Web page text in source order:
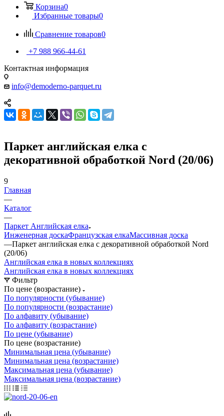
Корзина0
Избранные товары0
Сравнение товаров0
+7 988 966-44-61
Контактная информация
info@demoderno-parquet.ru
Паркет английская елка с
декоративной обработкой Nord (20/06)
9
Главная
—
Каталог
—
Паркет Английская елка
Инженерная доскаФранцузская елкаМассивная доска
—Паркет английская елка с декоративной обработкой Nord
(20/06)
Английская елка в новых коллекциях
Английская елка в новых коллекциях
Фильтр
По цене (возрастание)
По популярности (убывание)
По популярности (возрастание)
По алфавиту (убывание)
По алфавиту (возрастание)
По цене (убывание)
По цене (возрастание)
Минимальная цена (убывание)
Минимальная цена (возрастание)
Максимальная цена (убывание)
Максимальная цена (возрастание)